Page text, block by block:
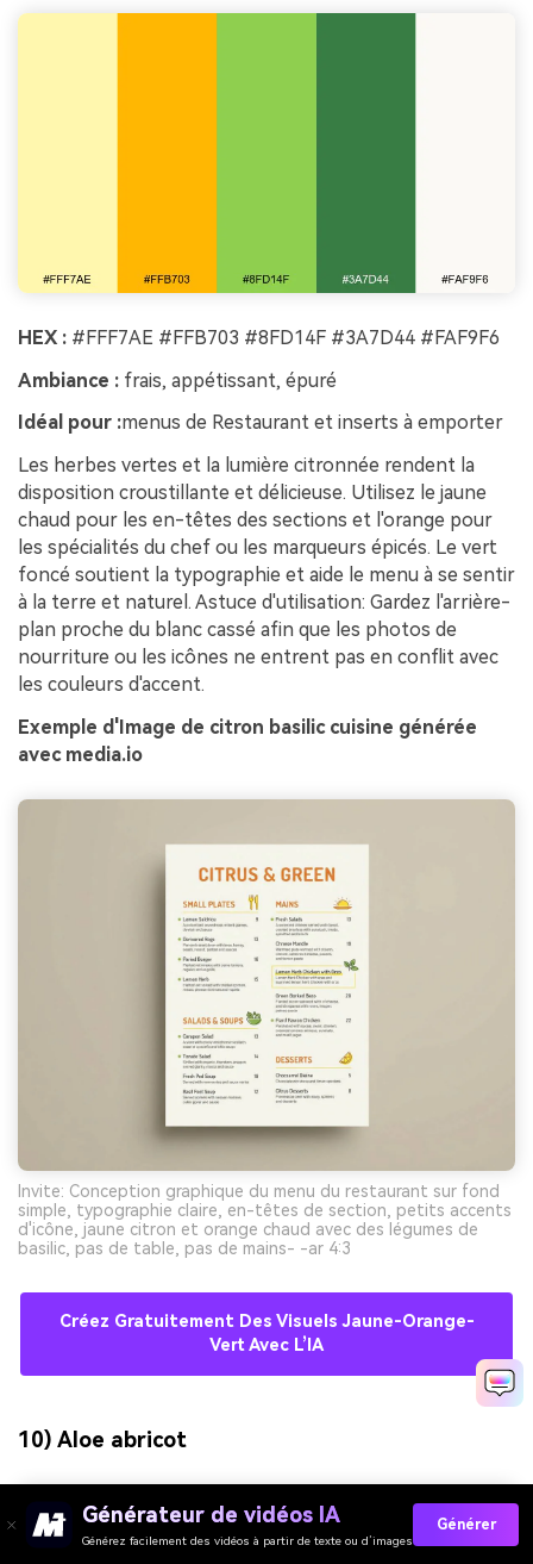
HEX : #FFF7AE #FFB703 #8FD14F #3A7D44 #FAF9F6
Ambiance : frais, appétissant, épuré
Idéal pour :menus de Restaurant et inserts à emporter
Les herbes vertes et la lumière citronnée rendent la
disposition croustillante et délicieuse. Utilisez le jaune
chaud pour les en-têtes des sections et l'orange pour
les spécialités du chef ou les marqueurs épicés. Le vert
foncé soutient la typographie et aide le menu à se sentir
à la terre et naturel. Astuce d'utilisation: Gardez l'arrière-
plan proche du blanc cassé afin que les photos de
nourriture ou les icônes ne entrent pas en conflit avec
les couleurs d'accent.
Exemple d'Image de citron basilic cuisine générée
avec media.io
Invite: Conception graphique du menu du restaurant sur fond
simple, typographie claire, en-têtes de section, petits accents
d'icône, jaune citron et orange chaud avec des légumes de
basilic, pas de table, pas de mains- -ar 4:3
Créez Gratuitement Des Visuels Jaune-Orange-
Vert Avec L’IA
10) Aloe abricot
Générateur de vidéos IA
Générez facilement des vidéos à partir de texte ou d’images
Générer